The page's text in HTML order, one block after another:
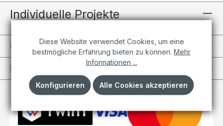
Individuelle Projekte
Informationen
Kundenkonto
Diese Website verwendet Cookies, um eine
bestmögliche Erfahrung bieten zu können. Mehr
Informationen ...
Konfigurieren Alle Cookies akzeptieren